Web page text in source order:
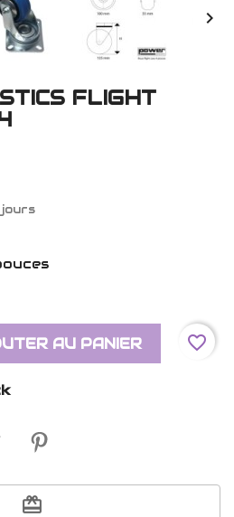

FLIGHT
AU PANIER favorite_border
redeem